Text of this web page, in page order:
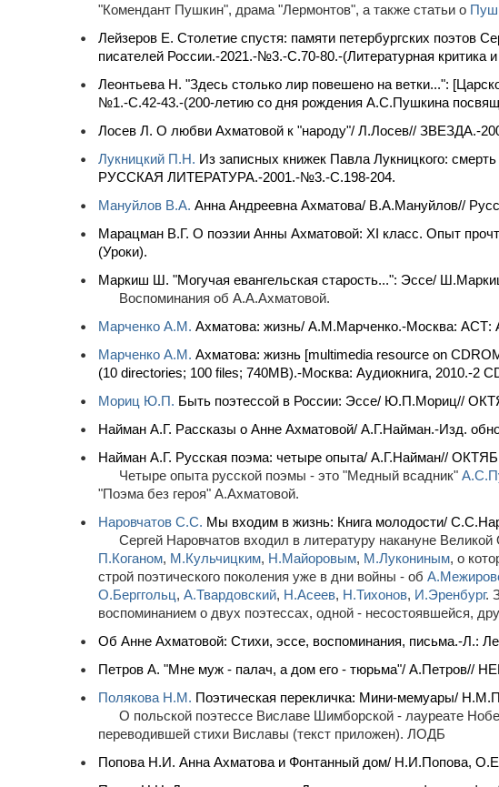
"Комендант Пушкин", драма "Лермонтов", а также статьи о
Лейзеров Е. Столетие спустя: памяти петербургских поэтов
писателей России.-2021.-№3.-С.70-80.-(Литературная критика
Леонтьева Н. "Здесь столько лир повешено на ветки...":
№1.-С.42-43.-(200-летию со дня рождения А.С.Пушкина
Лосев Л. О любви Ахматовой к "народу"/ Л.Лосев// ЗВЕЗДА.-
Лукницкий П.Н. Из записных книжек Павла Лукницкого:
РУССКАЯ ЛИТЕРАТУРА.-2001.-№3.-С.198-204.
Мануйлов В.А. Анна Андреевна Ахматова/ В.А.Мануйлов//
Марацман В.Г. О поэзии Анны Ахматовой: XI класс. Опыт
(Уроки).
Маркиш Ш. "Могучая евангельская старость...": Эссе/
Воспоминания об А.А.Ахмaтовой.
Марченко А.М. Ахматова: жизнь/ А.М.Марченко.-Москва: АСТ:
Марченко А.М. Ахматова: жизнь [multimedia resource on
(10 directories; 100 files; 740MB).-Москва: Аудиокнига, 2010.-2
Мориц Ю.П. Быть поэтессой в России: Эссе/ Ю.П.Мориц//
Найман А.Г. Рассказы о Анне Ахматовой/ А.Г.Найман.-Изд.
Найман А.Г. Русская поэма: четыре опыта/ А.Г.Найман//
Четыре опыта русской поэмы - это "Медный всадник"
"Поэма без героя" А.Ахматовой.
Наровчатов С.С. Мы входим в жизнь: Книга молодости/
Сергей Наровчатов входил в литературу накануне
П.Коганом, М.Кульчицким, Н.Майоровым, М.Лукониным, о
строй поэтического поколения уже в дни войны - об
О.Берггольц, А.Твардовский, Н.Асеев, Н.Тихонов, И.Эренбург.
воспоминанием о двух поэтессах, одной - несостоявшейся,
Об Анне Ахматовой: Стихи, эссе, воспоминания, письма.-Л.:
Петров А. "Мне муж - палач, а дом его - тюрьма"/ А.Петров//
Полякова Н.М. Поэтическая перекличка: Мини-мемуары/
О польской поэтессе Виславе Шимборской - лауреате
переводившей стихи Виславы (текст приложен). ЛОДБ
Попова Н.И. Анна Ахматова и Фонтанный дом/ Н.И.Попова,